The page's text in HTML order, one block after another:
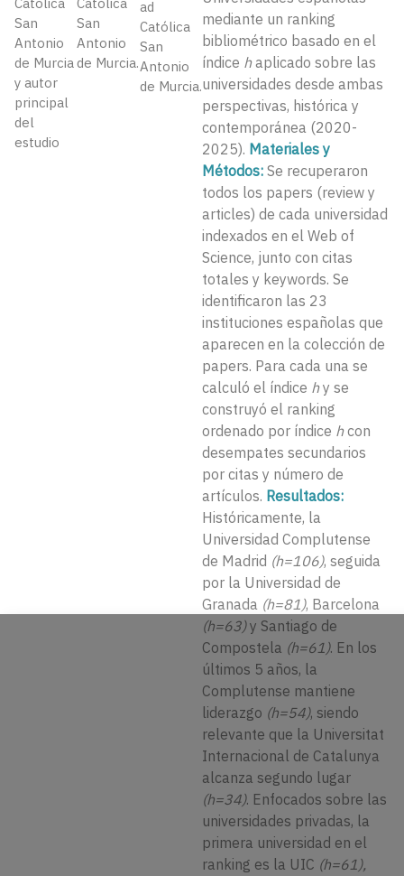
San
Antonio
de Murcia
y autor
principal
del
estudio
San
Antonio
de Murcia.
ad
Católica
San
Antonio
de Murcia.
mediante un ranking
bibliométrico basado en el
índice haplicado sobre las
universidades desde ambas
perspectivas, histórica y
contemporánea (2020-
2025). Materiales y
Métodos: Se recuperaron
todos los papers (review y
articles) de cada universidad
indexados en el Web of
Science, junto con citas
totales y keywords. Se
identificaron las 23
instituciones españolas que
aparecen en la colección de
papers. Para cada una se
calculó el índice hy se
construyó el ranking
ordenado por índice hcon
desempates secundarios
por citas y número de
artículos. Resultados:
Históricamente, la
Universidad Complutense
de Madrid (h=106), seguida
por la Universidad de
Granada (h=81), Barcelona
(h=63)y Santiago de
Compostela (h=61). En los
últimos 5 años, la
Complutense mantiene
liderazgo (h=54), siendo
relevante que la Universitat
Internacional de Catalunya
alcanza segundo lugar
(h=34). Enfocados sobre las
universidades privadas, la
primera universidad en el
ranking es la UIC (h=61),